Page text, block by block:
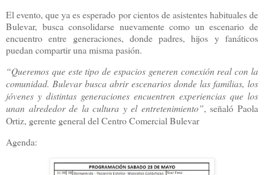
El evento, que ya es esperado por cientos de asistentes habituales de
Bulevar, busca consolidarse nuevamente como un escenario de
encuentro entre generaciones, donde padres, hijos y fanáticos
puedan compartir una misma pasión.
“Queremos que este tipo de espacios generen conexión real con la
comunidad. Bulevar busca abrir escenarios donde las familias, los
jóvenes y distintas generaciones encuentren experiencias que los
unan alrededor de la cultura y el entretenimiento”, señaló Paola
Ortiz, gerente general del Centro Comercial Bulevar
Agenda: